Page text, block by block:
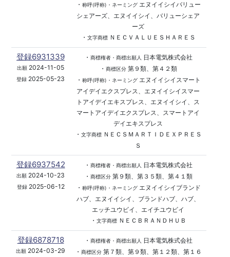
・ 称呼(呼称)・ネーミングエヌイイシイバリュー
シェアーズ、エヌイイシイ、バリューシェア
ーズ
・ 文字商標ＮＥＣＶＡＬＵＥＳＨＡＲＥＳ
登録6931339
出願 2024-11-05
登録 2025-05-23
・ 商標権者・商標出願人
日本電気株式会社
・ 商標区分第９類、第４２類
・ 称呼(呼称)・ネーミングエヌイイシイスマート
アイデイエクスプレス、エヌイイシイスマー
トアイデイエキスプレス、エヌイイシイ、ス
マートアイデイエクスプレス、スマートアイ
デイエキスプレス
・ 文字商標ＮＥＣＳＭＡＲＴＩＤＥＸＰＲＥＳ
Ｓ
登録6937542
出願 2024-10-23
登録2025-06-12
・ 商標権者・商標出願人
日本電気株式会社
・ 商標区分第９類、第３５類、第４１類
・ 称呼(呼称)・ネーミングエヌイイシイブランド
ハブ、エヌイイシイ、ブランドハブ、ハブ、
エッチユウビイ、エイチユウビイ
・ 文字商標ＮＥＣＢＲＡＮＤＨＵＢ
登録6878718
出願 2024-03-29
・ 商標権者・商標出願人
日本電気株式会社
・ 商標区分第７類、第９類、第１２類、第１６